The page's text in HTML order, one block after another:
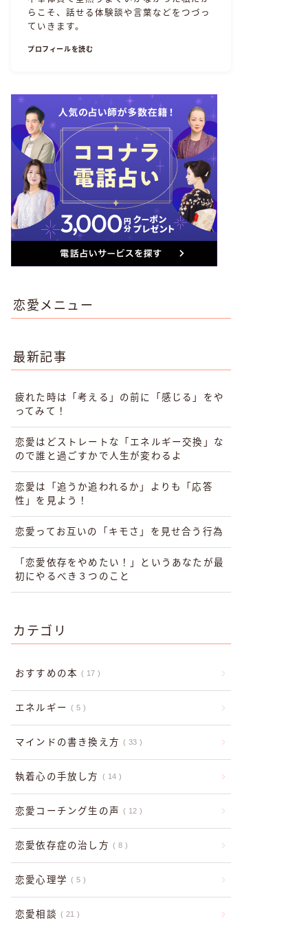
らこそ、話せる体験談や言葉などをつづっ
ていきます。
プロフィールを読む
恋愛メニュー
最新記事
疲れた時は「考える」の前に「感じる」をや
ってみて！
恋愛はどストレートな「エネルギー交換」な
ので誰と過ごすかで人生が変わるよ
恋愛は「追うか追われるか」よりも「応答
性」を見よう！
恋愛ってお互いの「キモさ」を見せ合う行為
「恋愛依存をやめたい！」というあなたが最
初にやるべき３つのこと
カテゴリ
おすすめの本 17
エネルギー 5
マインドの書き換え方 33
執着心の手放し方 14
恋愛コーチング生の声 12
恋愛依存症の治し方 8
恋愛心理学 5
恋愛相談 21